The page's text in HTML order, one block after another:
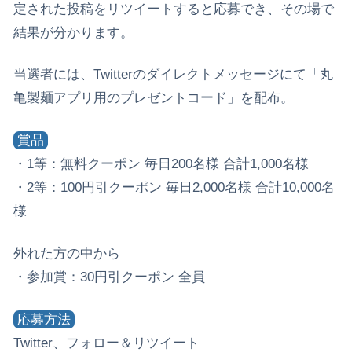
定された投稿をリツイートすると応募でき、その場で
結果が分かります。
当選者には、Twitterのダイレクトメッセージにて「丸
亀製麺アプリ用のプレゼントコード」を配布。
賞品
・1等：無料クーポン 毎日200名様 合計1,000名様
・2等：100円引クーポン 毎日2,000名様 合計10,000名
様
外れた方の中から
・参加賞：30円引クーポン 全員
応募方法
Twitter、フォロー＆リツイート